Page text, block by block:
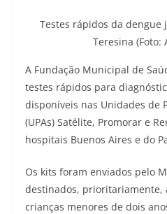
Testes rápidos da dengue
Teresina (Foto:
A Fundação Municipal de
testes rápidos para
disponíveis nas Unidades de
(UPAs) Satélite, Promorar e
hospitais Buenos Aires e do
Os kits foram enviados pelo
destinados, prioritariamente,
crianças menores de dois